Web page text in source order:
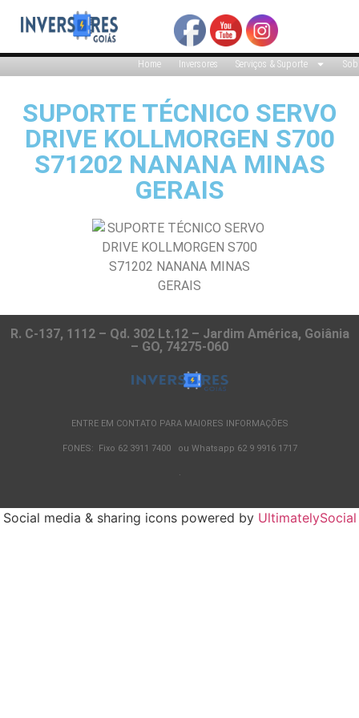
Home Inversores Serviços & Suporte
SUPORTE TÉCNICO SERVO
DRIVE KOLLMORGEN S700
S71202 NANANA MINAS
GERAIS
R. C-137, 1112 – Qd. 302 Lt.12 – Jardim América, Goiânia
– GO, 74275-060
ENTRE EM CONTATO PARA MAIORES INFORMAÇÕES
FONES: Fixo 62 3911 7400 ou Whatsapp 62 9 9916 1717
.
Social media & sharing icons powered by UltimatelySocial